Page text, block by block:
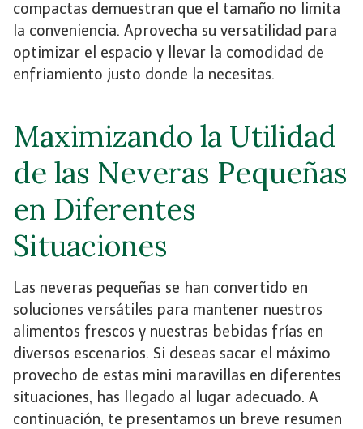
compactas demuestran que el tamaño no limita
la conveniencia. Aprovecha su versatilidad para
optimizar el espacio y llevar la comodidad de
enfriamiento justo donde la necesitas.
Maximizando la Utilidad
de las Neveras Pequeñas
en Diferentes
Situaciones
Las neveras pequeñas se han convertido en
soluciones versátiles para mantener nuestros
alimentos frescos y nuestras bebidas frías en
diversos escenarios. Si deseas sacar el máximo
provecho de estas mini maravillas en diferentes
situaciones, has llegado al lugar adecuado. A
continuación, te presentamos un breve resumen